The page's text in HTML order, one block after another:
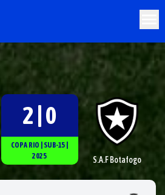
2 | 0
COPA RIO SUB-15
2025
S.A.F Botafogo